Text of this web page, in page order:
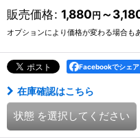
販売価格: 1,880円 ～
オプションにより価格が変わる場合も
Facebookでシェア
在庫確認はこちら
状態 を選択してください